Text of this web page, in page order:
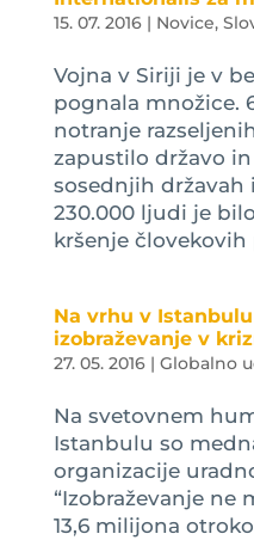
15. 07. 2016| Novice,
Vojna v Siriji je v
pognala množice.
notranje
zapustilo državo
sosednjih
230.000 ljudi je
kršenje človekovih
Na vrhu v
izobraževanje v
27. 05. 2016| Globalno
Na svetovnem
Istanbulu so
organizacije
“Izobraževanje ne
13,6 milijona